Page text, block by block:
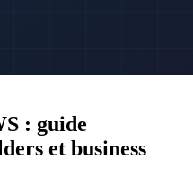
: guide
et business